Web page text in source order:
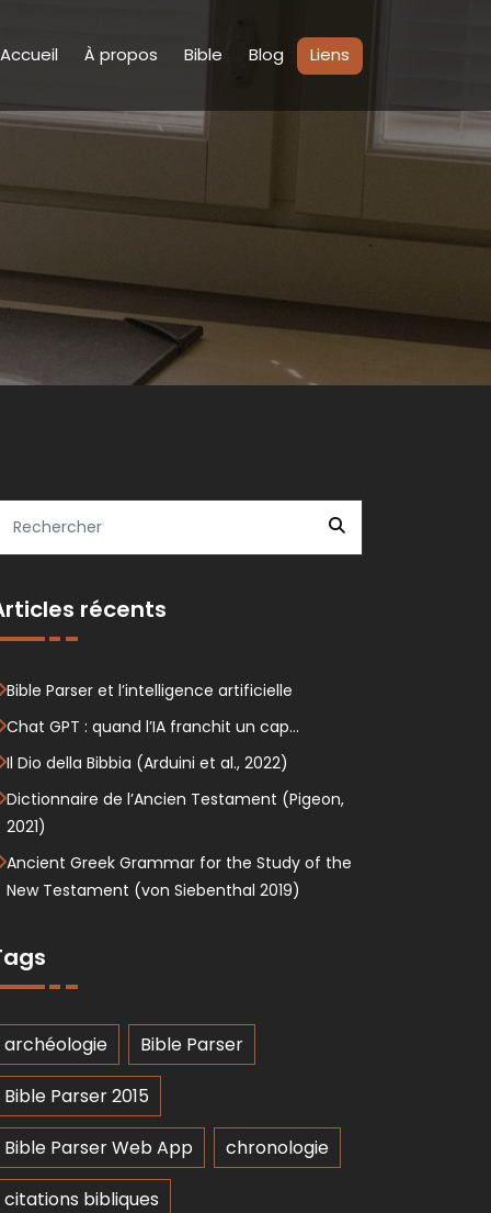
Accueil À propos Bible Blog Liens
récents
Bible Parser et l’intelligence artificielle
Chat GPT : quand l’IA franchit un cap…
Il Dio della Bibbia (Arduini et al., 2022)
Dictionnaire de l’Ancien Testament (Pigeon,
2021)
Ancient Greek Grammar for the Study of the
New Testament (von Siebenthal 2019)
archéologie Bible Parser
Bible Parser 2015
Bible Parser Web App chronologie
citations bibliques